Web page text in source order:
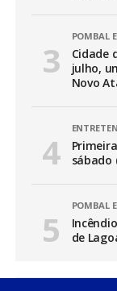
POMBAL
Cidade
julho,
Novo
sábado
POMBAL
de